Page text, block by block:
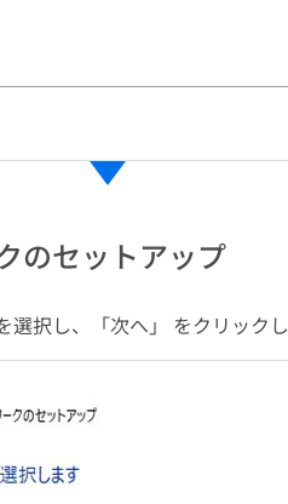
のセットアップ
選択し、「次へ」 をクリックし